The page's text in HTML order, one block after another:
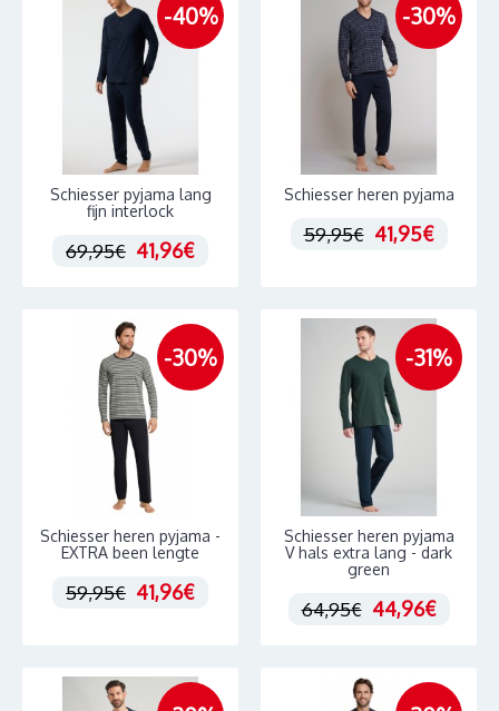
-40%
Schiesser pyjama lang
fijn interlock
69,95€ 41,96€
-30%
Schiesser heren pyjama
59,95€ 41,95€
-30%
Schiesser heren pyjama -
EXTRA been lengte
59,95€ 41,96€
-31%
Schiesser heren pyjama
V hals extra lang - dark
green
64,95€ 44,96€